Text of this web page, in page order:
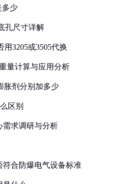
多少
孔尺寸详解
用3205或3505代换
量计算与应用分析
胀剂分别加多少
区别
需求调研与分析
合防爆电气设备标准